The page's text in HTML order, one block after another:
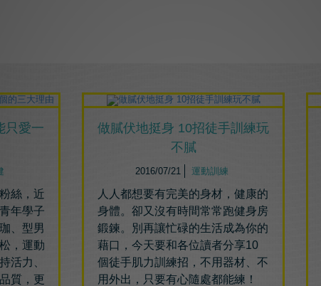
只愛一
絲，近
年學子
、型男
，運動
活力、
質，更
做膩伏地挺身 10招徒手訓練玩
不膩
2016/07/21 運動訓練
人人都想要有完美的身材，健康的
身體。卻又沒有時間常常跑健身房
鍛鍊。別再讓忙碌的生活成為你的
藉口，今天要和各位讀者分享10
個徒手肌力訓練招，不用器材、不
用外出，只要有心隨處都能練！